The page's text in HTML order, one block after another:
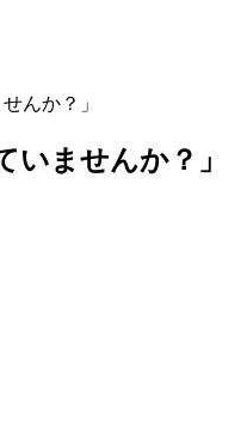
んか？」
いませんか？」